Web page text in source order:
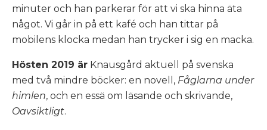
minuter och han parkerar för att vi ska hinna äta
något. Vi går in på ett kafé och han tittar på
mobilens klocka medan han trycker i sig en macka.
Hösten 2019 är Knausgård aktuell på svenska
med två mindre böcker: en novell, Fåglarna under
himlen, och en essä om läsande och skrivande,
Oavsiktligt.